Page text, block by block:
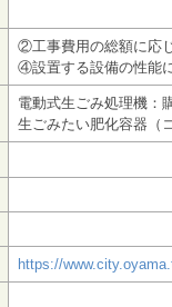
②工事費用の総額に応
④設置する設備の性能
電動式生ごみ処理機：
生ごみたい肥化容器（
https://